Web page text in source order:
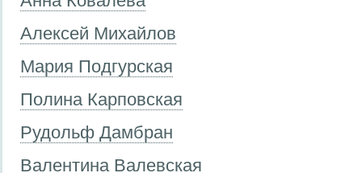
Алексей Михайлов
Мария Подгурская
Полина Карповская
Рудольф Дамбран
Валентина Валевская